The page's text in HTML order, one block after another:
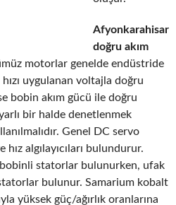
Afyonkarahisar
doğru akım
motorlar genelde endüstride
uygulanan voltajla doğru
bobin akım gücü ile doğru
bir halde denetlenmek
Genel DC servo
algılayıcıları bulundurur.
bobinli statorlar bulunurken, ufak
bulunur. Samarium kobalt
yüksek güç/ağırlık oranlarına